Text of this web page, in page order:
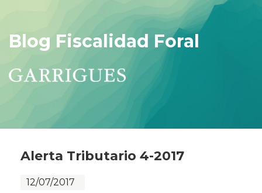
Blog Fiscalidad Foral
Alerta Tributario 4-2017
12/07/2017